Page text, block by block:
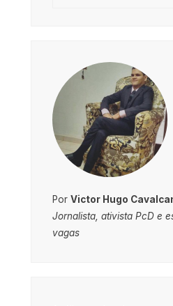
Por Victor Hugo
Jornalista, ativista PcD e
vagas